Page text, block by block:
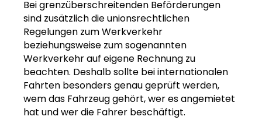
Bei grenzüberschreitenden Beförderungen
sind zusätzlich die unionsrechtlichen
Regelungen zum Werkverkehr
beziehungsweise zum sogenannten
Werkverkehr auf eigene Rechnung zu
beachten. Deshalb sollte bei internationalen
Fahrten besonders genau geprüft werden,
wem das Fahrzeug gehört, wer es angemietet
hat und wer die Fahrer beschäftigt.